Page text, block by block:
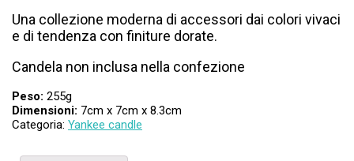
Una collezione moderna di accessori dai colori vivaci
e di tendenza con finiture dorate.
Candela non inclusa nella confezione
Peso: 255g
Dimensioni: 7cm x 7cm x 8.3cm
Categoria: Yankee candle